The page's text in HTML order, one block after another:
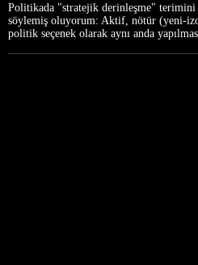
Politikada "stratejik derinleşme" terimini
söylemiş oluyorum: Aktif, nötür (yeni-
politik seçenek olarak aynı anda